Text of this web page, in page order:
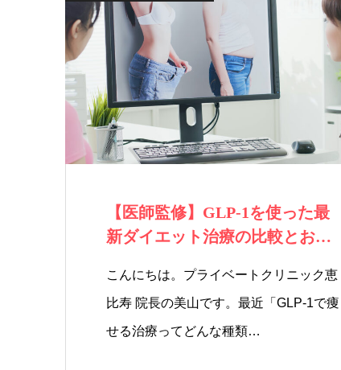
【医師監修】GLP-1を使った最
新ダイエット治療の比較とおす
こんにちは。プライベートクリニック恵
比寿 院長の美山です。最近「GLP-1で痩
せる治療ってどんな種類…